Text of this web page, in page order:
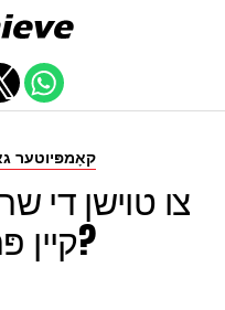
קאָמפּיוטער
צו טוישן די
קיין פּראָבלעמס?